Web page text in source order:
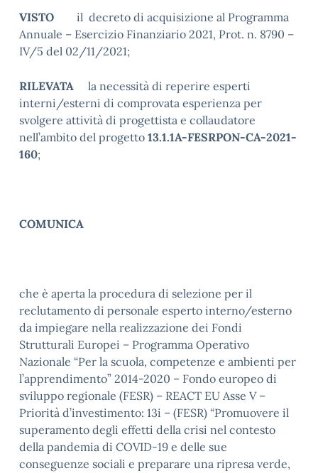
VISTO il decreto di acquisizione al Programma
Annuale – Esercizio Finanziario 2021, Prot. n. 8790 –
IV/5 del 02/11/2021;
RILEVATA la necessità di reperire esperti
interni/esterni di comprovata esperienza per
svolgere attività di progettista e collaudatore
nell’ambito del progetto 13.1.1A-FESRPON-CA-2021-
160;
COMUNICA
che è aperta la procedura di selezione per il
reclutamento di personale esperto interno/esterno
da impiegare nella realizzazione dei Fondi
Strutturali Europei – Programma Operativo
Nazionale “Per la scuola, competenze e ambienti per
l’apprendimento” 2014-2020 – Fondo europeo di
sviluppo regionale (FESR) – REACT EU Asse V –
Priorità d’investimento: 13i – (FESR) “Promuovere il
superamento degli effetti della crisi nel contesto
della pandemia di COVID-19 e delle sue
conseguenze sociali e preparare una ripresa verde,